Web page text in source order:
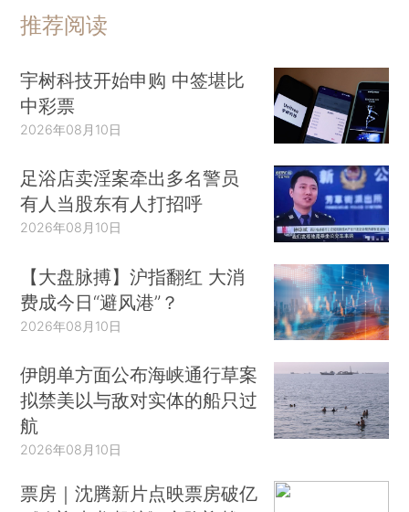
推荐阅读
宇树科技开始申购 中签堪比
中彩票
2026年08月10日
足浴店卖淫案牵出多名警员
有人当股东有人打招呼
2026年08月10日
【大盘脉搏】沪指翻红 大消
费成今日“避风港”？
2026年08月10日
伊朗单方面公布海峡通行草案
拟禁美以与敌对实体的船只过
航
2026年08月10日
票房｜沈腾新片点映票房破亿